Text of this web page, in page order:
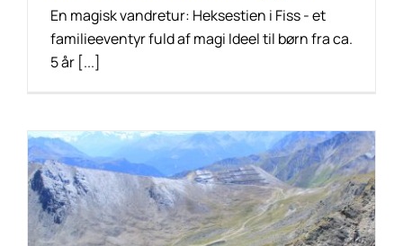
En magisk vandretur: Heksestien i Fiss - et
familieeventyr fuld af magi Ideel til børn fra ca.
5 år [...]
Vandretip: Furgler
med Tieftalsee . ved